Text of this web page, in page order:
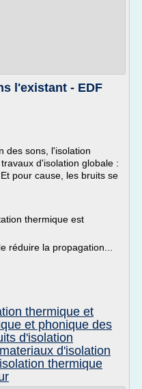
l'existant - EDF
des sons, l'isolation
d'isolation globale :
pour cause, les bruits se
thermique est
réduire la propagation...
thermique et
et phonique des
d'isolation
materiaux d'isolation
isolation thermique